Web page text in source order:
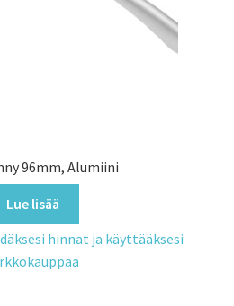
96mm, Alumiini
Lue lisää
hinnat ja käyttääksesi